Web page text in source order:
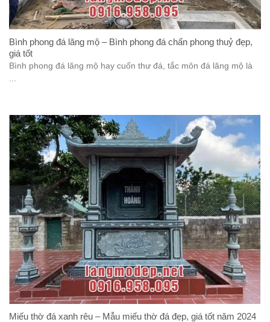
Bình phong đá lăng mộ – Bình phong đá chấn phong thuỷ đẹp,
giá tốt
Bình phong đá lăng mộ hay cuốn thư đá, tắc môn đá lăng mộ là
...
Miếu thờ đá xanh rêu – Mẫu miếu thờ đá đẹp, giá tốt năm 2024